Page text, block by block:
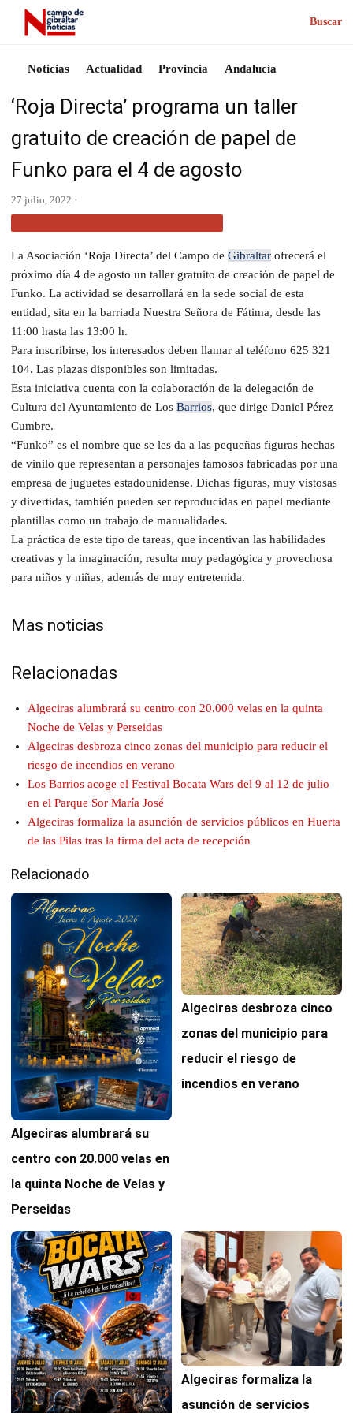
Buscar
Noticias Actualidad Provincia Andalucía
‘Roja Directa’ programa un taller
gratuito de creación de papel de
Funko para el 4 de agosto
27 julio, 2022 ·
La Asociación ‘Roja Directa’ del Campo de Gibraltar ofrecerá el
próximo día 4 de agosto un taller gratuito de creación de papel de
Funko. La actividad se desarrollará en la sede social de esta
entidad, sita en la barriada Nuestra Señora de Fátima, desde las
11:00 hasta las 13:00 h.
Para inscribirse, los interesados deben llamar al teléfono 625 321
104. Las plazas disponibles son limitadas.
Esta iniciativa cuenta con la colaboración de la delegación de
Cultura del Ayuntamiento de Los Barrios, que dirige Daniel Pérez
Cumbre.
“Funko” es el nombre que se les da a las pequeñas figuras hechas
de vinilo que representan a personajes famosos fabricadas por una
empresa de juguetes estadounidense. Dichas figuras, muy vistosas
y divertidas, también pueden ser reproducidas en papel mediante
plantillas como un trabajo de manualidades.
La práctica de este tipo de tareas, que incentivan las habilidades
creativas y la imaginación, resulta muy pedagógica y provechosa
para niños y niñas, además de muy entretenida.
Mas noticias
Relacionadas
Algeciras alumbrará su centro con 20.000 velas en la quinta
Noche de Velas y Perseidas
Algeciras desbroza cinco zonas del municipio para reducir el
riesgo de incendios en verano
Los Barrios acoge el Festival Bocata Wars del 9 al 12 de julio
en el Parque Sor María José
Algeciras formaliza la asunción de servicios públicos en Huerta
de las Pilas tras la firma del acta de recepción
Relacionado
Algeciras alumbrará su
centro con 20.000 velas en
la quinta Noche de Velas y
Perseidas
Algeciras desbroza cinco
zonas del municipio para
reducir el riesgo de
incendios en verano
Algeciras formaliza la
asunción de servicios